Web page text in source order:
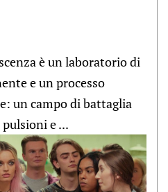
è un laboratorio di
e un processo
un campo di battaglia
e ...